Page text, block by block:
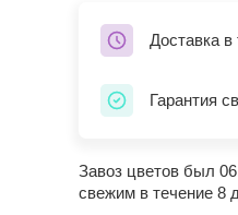
Доставка в
Гарантия
Завоз цветов был
свежим в течение 8